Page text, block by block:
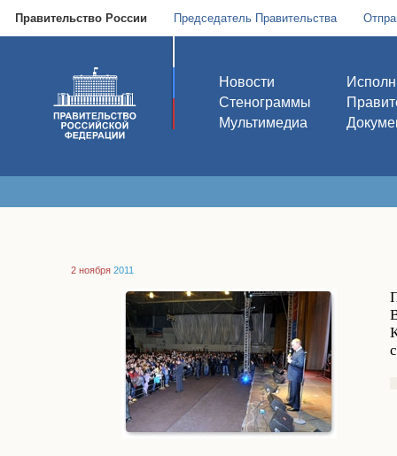
Правительство России Председатель Правительства
Новости
Стенограммы
Мультимедиа
2 ноября 2011